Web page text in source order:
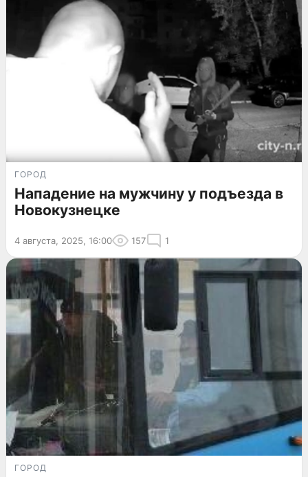
ГОРОД
Нападение на мужчину у подъезда в
Новокузнецке
4 августа, 2025, 16:00 157 1
ГОРОД